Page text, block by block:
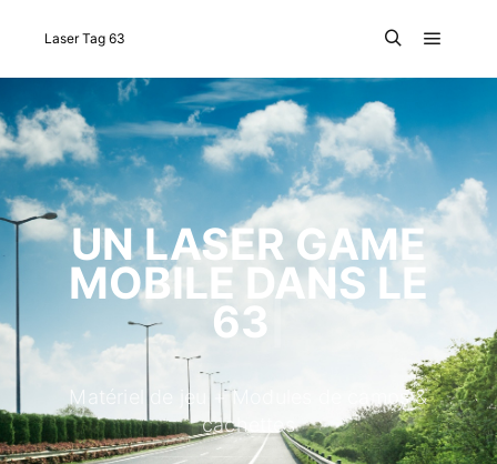
Laser Tag 63
UN LASER GAME
MOBILE DANS LE
63
Matériel de jeu + Modules de camps &
cachettes